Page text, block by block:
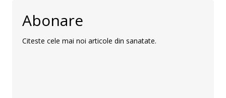
Abonare
Citeste cele mai noi articole din sanatate.